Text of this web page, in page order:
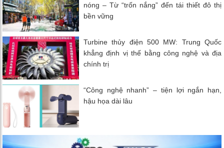
nóng – Từ “trốn nắng” đến tái thiết đô thị
bền vững
Turbine thủy điện 500 MW: Trung Quốc
khẳng định vị thế bằng công nghệ và địa
chính trị
“Công nghệ nhanh” – tiện lợi ngắn hạn,
hậu họa dài lâu